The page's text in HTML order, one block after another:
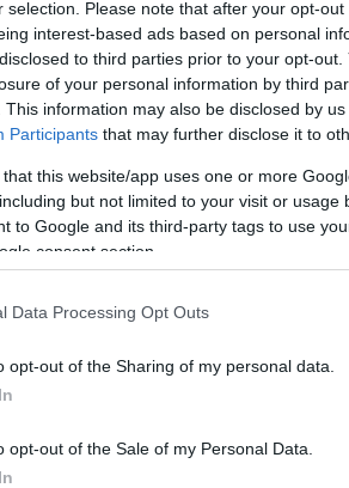
selection. Please note that after your opt-
interest-based ads based on personal
to third parties prior to your opt-
of your personal information by third
This information may also be disclosed by
Participants that may further disclose it to
that this website/app uses one or more
but not limited to your visit or usage
to Google and its third-party tags to use
consent section.
Data Processing Opt Outs
opt-out of the Sharing of my personal data.
opt-out of the Sale of my Personal Data.
panaszkodni az autóval
Bullnál töltött szezonjanem
Christian Horner zaklatási
sokkal nagyobb belviszály
csak Max Verstappen
rendben ment, az első két
arattak Verstappen
tőle. A hatodik versenyhétvége,
elkezdett visszaesni, és többé
kellett volna.